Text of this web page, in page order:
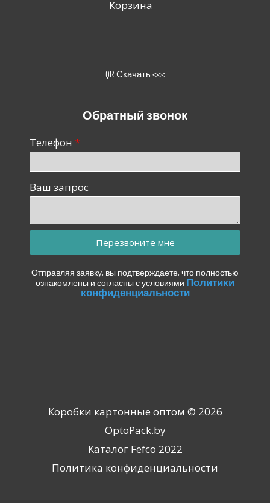
Корзина
QR Скачать <<<
Обратный звонок
Телефон
Ваш запрос
Перезвоните мне
Отправляя заявку, вы подтверждаете, что полностью
ознакомлены и согласны с условиями Политики
конфиденциальности
Коробки картонные оптом © 2026
OptoPack.by
Каталог Fefco 2022
Политика конфиденциальности